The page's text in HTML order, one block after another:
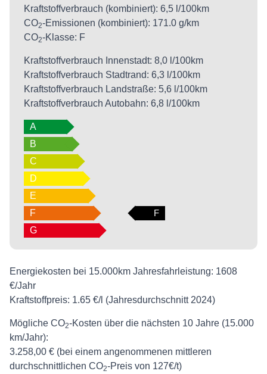
Kraftstoffverbrauch (kombiniert): 6,5 l/100km
CO2-Emissionen (kombiniert): 171.0 g/km
CO2-Klasse: F
Kraftstoffverbrauch Innenstadt: 8,0 l/100km
Kraftstoffverbrauch Stadtrand: 6,3 l/100km
Kraftstoffverbrauch Landstraße: 5,6 l/100km
Kraftstoffverbrauch Autobahn: 6,8 l/100km
A
B
C
D
E
F
F
G
Energiekosten bei 15.000km Jahresfahrleistung: 1608
€/Jahr
Kraftstoffpreis: 1.65 €/l (Jahresdurchschnitt 2024)
Mögliche CO2-Kosten über die nächsten 10 Jahre (15.000
km/Jahr):
3.258,00 € (bei einem angenommenen mittleren
durchschnittlichen CO2-Preis von 127€/t)